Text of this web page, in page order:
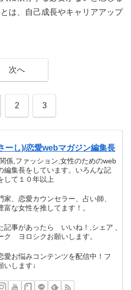
は、自己成長やキャリアアップ
次へ
2 3
ーし)/恋愛webマガジン編集長
係,ファッション,女性のためのweb
編集長をしています。いろんな記
して１０年以上
家、恋愛カウンセラー、占い師、
富な女性を推してます！。
記事があったら いいね！,シェア ,
ク ヨロシクお願いします。
愛お悩みコンテンツを配信中！フ
いします↓